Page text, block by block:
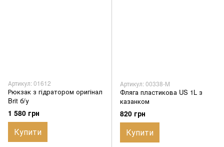
Артикул: 01612
Рюкзак з гідратором оригінал
Brit б/у
1 580 грн
Купити
Артикул: 00338-M
Фляга пластикова US 1L з
казанком
820 грн
Купити